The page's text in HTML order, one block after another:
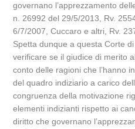
governano l’apprezzamento
n. 26992 del 29/5/2013, Rv.
6/7/2007, Cuccaro e altri, Rv.
Spetta dunque a questa Corte
verificare se il giudice di merito
conto delle ragioni che l’hanno
del quadro indiziario a carico
congruenza della motivazione
elementi indizianti rispetto ai
diritto che governano